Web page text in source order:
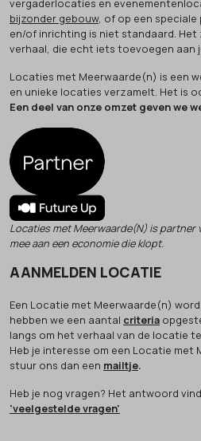
vergaderlocaties en
bijzonder gebouw, of op een speciale
en/of inrichting is niet standaard. Het
verhaal, die echt iets toevoegen aan
Locaties met Meerwaarde(n) is een
en unieke locaties verzamelt. Het is
Een deel van onze omzet geven we
Locaties met Meerwaarde(N) is partner
mee aan een economie die klopt.
AANMELDEN LOCATIE
Een Locatie met Meerwaarde(n)
hebben we een aantal criteria
langs om het verhaal van de locatie
Heb je interesse om een Locatie met
stuur ons dan een mailtje.
Heb je nog vragen? Het antwoord
'veelgestelde vragen'